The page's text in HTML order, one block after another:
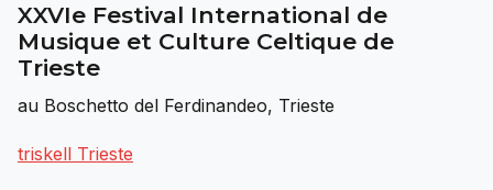
XXVIe Festival International de
Musique et Culture Celtique de
Trieste
au Boschetto del Ferdinandeo, Trieste
triskell Trieste